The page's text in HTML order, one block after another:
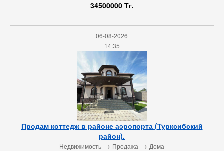
34500000 Тг.
06-08-2026
14:35
Продам коттедж в районе аэропорта (Турксибский
район).
Недвижимость → Продажа → Дома